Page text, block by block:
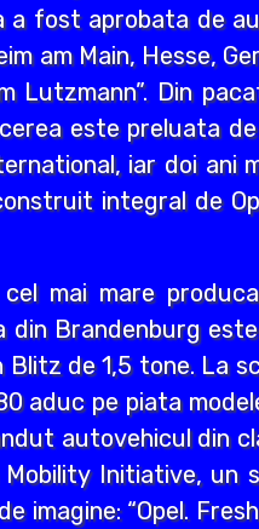
a fost aprobata de
am Main, Hesse,
Lutzmann”. Din
este preluata
iar doi ani
integral de
mai mare
din Brandenburg
Blitz de 1,5 tone. La
aduc pe piata
autovehicul din
Mobility Initiative, un
imagine: “Opel.